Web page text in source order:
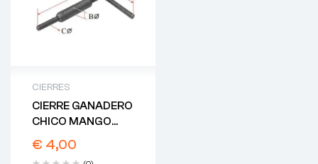
CIERRES
CIERRE GANADERO
CHICO MANGO
LARGO
€ 4,00